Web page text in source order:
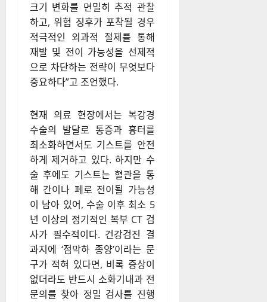
크기 변화를 면밀히 추적 관찰
하고, 위험 징후가 포착될 경우
적극적인 외과적 절제를 통해
재발 및 전이 가능성을 선제적
으로 차단하는 전략이 무엇보다
중요하다”고 조언했다.
현재 의료 현장에서는 복강경
수술의 발달로 통증과 흉터를
최소화하면서도 기스트를 안전
하게 제거하고 있다. 하지만 수
술 후에도 기스트는 혈관을 통
해 간이나 폐로 전이될 가능성
이 남아 있어, 수술 이후 최소 5
년 이상의 정기적인 복부 CT 검
사가 필수적이다. 건강검진 결
과지에 ‘점막하 종양’이라는 문
구가 적혀 있다면, 비록 증상이
없더라도 반드시 소화기내과 전
문의를 찾아 정밀 검사를 진행